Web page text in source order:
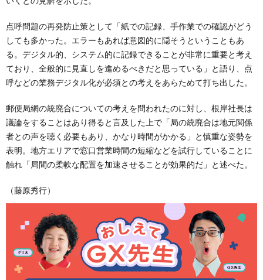
点呼問題の再発防止策として「紙での記録、手作業での確認がどう
しても多かった。エラーもあれば意図的に隠そうということもあ
る。デジタル的、システム的に記録できることが非常に重要と考え
ており、全般的に見直しを進めるべきだと思っている」と語り、点
呼などの業務デジタル化が必須との考えをあらためて打ち出した。
郵便局網の統廃合についての考えを問われたのに対し、根岸社長は
議論をすることはあり得ると言及した上で「局の統廃合は地元関係
者との声を聴く必要もあり、かなり時間がかかる」と慎重な姿勢を
表明。地方エリアで窓口営業時間の短縮などを試行していることに
触れ「局間の柔軟な配置を加速させることが効果的だ」と述べた。
（藤原秀行）